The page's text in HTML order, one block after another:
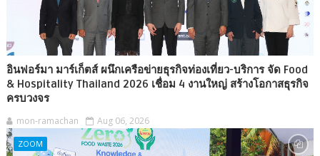
อินฟอร์มา มาร์เก็ตส์ ผนึกเครือข่ายธุรกิจท่องเที่ยว-บริการ จัด Food
& Hospitality Thailand 2026 เชื่อม 4 งานใหญ่ สร้างโอกาสธุรกิจ
ครบวงจร
mon-ramachan Aug 06, 2026
ZOOM